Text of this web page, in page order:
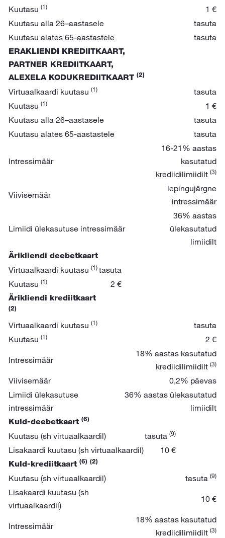
Kuutasu (1)
1 €
Kuutasu alla 26–aastasele
tasuta
Kuutasu alates 65-aastastele
tasuta
ERAKLIENDI KREDIITKAART,
PARTNER KREDIITKAART,
ALEXELA KODUKREDIITKAART (2)
Virtuaalkaardi kuutasu (1)
tasuta
Kuutasu (1)
1 €
Kuutasu alla 26–aastasele
tasuta
Kuutasu alates 65-aastastele
tasuta
Intressimäär
16-21% aastas
kasutatud
krediidilimiidilt (3)
Viivisemäär
lepingujärgne
intressimäär
Limiidi ülekasutuse intressimäär
36% aastas
ülekasutatud
limiidilt
Ärikliendi deebetkaart
Virtuaalkaardi kuutasu (1)tasuta
Kuutasu (1) 2 €
Ärikliendi krediitkaart
(2)
Virtuaalkaardi kuutasu (1)
tasuta
Kuutasu (1) 2 €
Intressimäär
18% aastas kasutatud
krediidilimiidilt (3)
Viivisemäär
0,2% päevas
Limiidi ülekasutuse
intressimäär
36% aastas ülekasutatud
limiidilt
Kuld-deebetkaart (6)
Kuutasu (sh virtuaalkaardil) tasuta (9)
Lisakaardi kuutasu (sh virtuaalkaardil) 10 €
Kuld-krediitkaart (6) (2)
Kuutasu (sh virtuaalkaardil) tasuta (9)
Lisakaardi kuutasu (sh
virtuaalkaardil)
10 €
Intressimäär
18% aastas kasutatud
krediidilimiidilt (3)